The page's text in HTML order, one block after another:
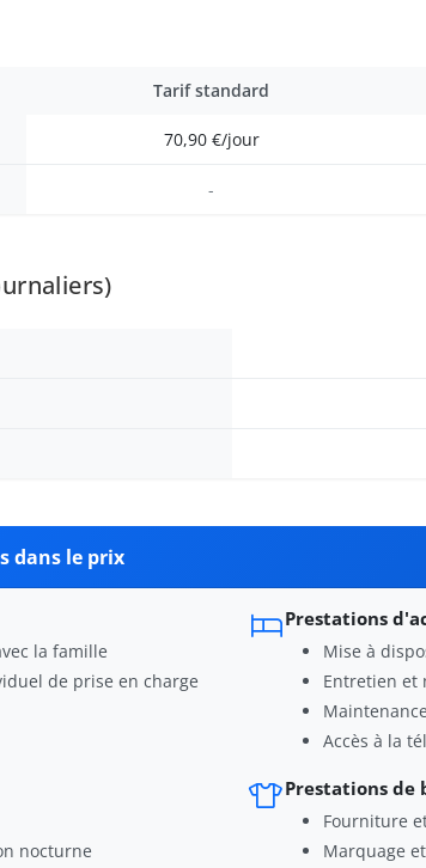
Tarif standard
70,90 €/jour
-
dans le prix
la famille
de prise en charge
Prestations
Mise à
Entretien et
Accès à la
nocturne
Prestations de
Fourniture
Marquage